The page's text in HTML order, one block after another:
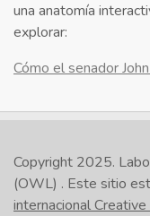
una anatomía
explorar:
Cómo el senador
Copyright 2025.
(OWL) . Este sitio
internacional